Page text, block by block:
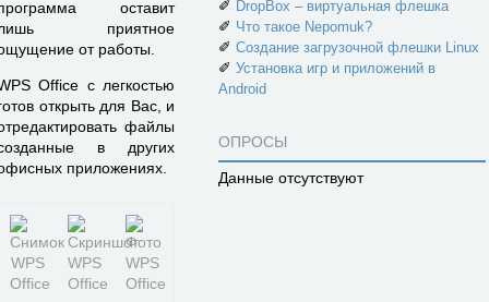
оставит
приятное
от работы.
Office с легкостью
открыть для Вас, и
файлы
в других
приложениях.
✐ DropBox – виртуальная флешка
✐ Что такое Nepomuk?
✐ Создание загрузочной флешки Linux
✐ Установка игр и приложений в
Android
ОПРОСЫ
Данные отсутствуют